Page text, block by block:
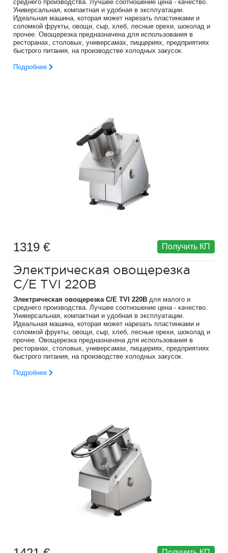
среднего производства. Лучшее соотношение цена - качество.
Универсальная, компактная и удобная в эксплуатации.
Идеальная машина, которая может нарезать пластинками и
соломкой фрукты, овощи, сыр, хлеб, лесные орехи, шоколад и
прочее. Овощерезка предназначена для использования в
ресторанах, столовых, универсамах, пиццериях, предприятиях
быстрого питания, на производстве холодных закусок.
Подробнее
1319 € Получить КП
Электрическая овощерезка
C/E TVI 220B
Электрическая овощерезка C/E TVI 220B для малого и
среднего производства. Лучшее соотношение цена - качество.
Универсальная, компактная и удобная в эксплуатации.
Идеальная машина, которая может нарезать пластинками и
соломкой фрукты, овощи, сыр, хлеб, лесные орехи, шоколад и
прочее. Овощерезка предназначена для использования в
ресторанах, столовых, универсамах, пиццериях, предприятиях
быстрого питания, на производстве холодных закусок.
Подробнее